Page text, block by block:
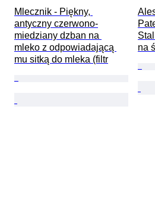
Mlecznik - Piękny,
antyczny czerwono-
miedziany dzban na
mleko z odpowiadającą
mu sitką do mleka (filtr
na